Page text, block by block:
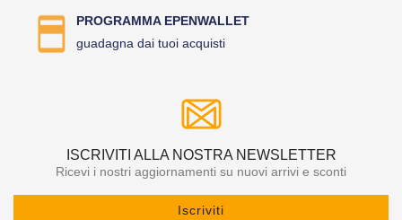
PROGRAMMA EPENWALLET
guadagna dai tuoi acquisti
ISCRIVITI ALLA NOSTRA NEWSLETTER
Ricevi i nostri aggiornamenti su nuovi arrivi e sconti
Iscriviti